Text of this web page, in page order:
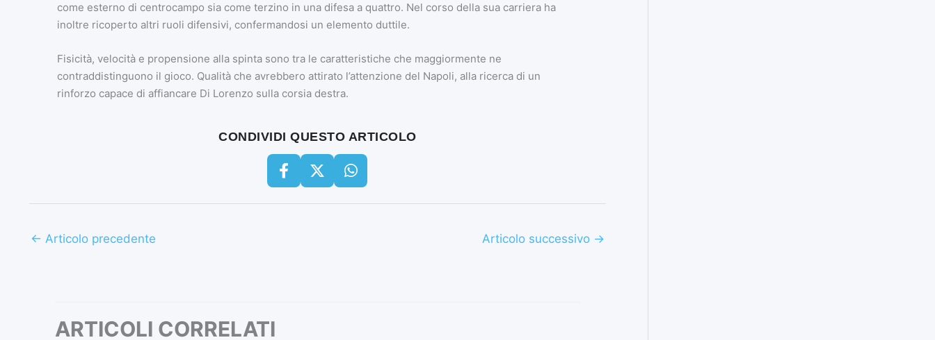
come esterno di centrocampo sia come terzino in una difesa a quattro. Nel corso della sua carriera ha
inoltre ricoperto altri ruoli difensivi, confermandosi un elemento duttile.
Fisicità, velocità e propensione alla spinta sono tra le caratteristiche che maggiormente ne
contraddistinguono il gioco. Qualità che avrebbero attirato l’attenzione del Napoli, alla ricerca di un
rinforzo capace di affiancare Di Lorenzo sulla corsia destra.
CONDIVIDI QUESTO ARTICOLO
← Articolo precedente Articolo successivo →
ARTICOLI CORRELATI